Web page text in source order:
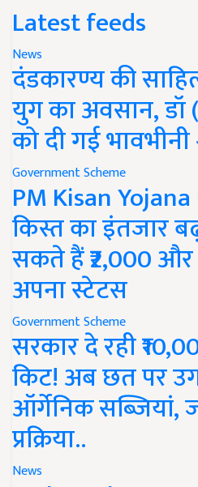
Latest feeds
News
दंडकारण्य की
युग का अवसान, डॉ
को दी गई भावभीनी
Government Scheme
PM Kisan
किस्त का इंतजार
सकते हैं ₹2,000
अपना स्टेटस
Government Scheme
सरकार दे रही
किट! अब छत पर
ऑर्गेनिक
प्रक्रिया..
News